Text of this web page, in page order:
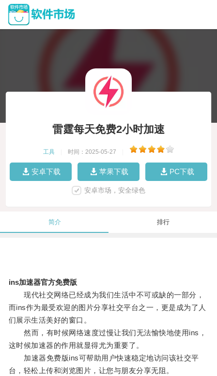
雷霆每天免费2小时加速
工具 时间：2025-05-27
安卓下载 苹果下载 PC下载
安卓市场，安全绿色
简介 排行
ins加速器官方免费版
现代社交网络已经成为我们生活中不可或缺的一部分，
而ins作为最受欢迎的图片分享社交平台之一，更是成为了人
们展示生活美好的窗口。
然而，有时候网络速度过慢让我们无法愉快地使用ins，
这时候加速器的作用就显得尤为重要了。
加速器免费版ins可帮助用户快速稳定地访问该社交平
台，轻松上传和浏览图片，让您与朋友分享无阻。